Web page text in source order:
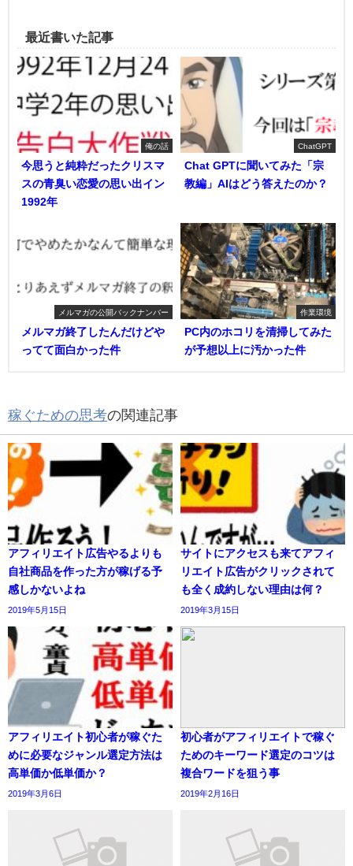
最近書いた記事
俺の話
今思うと純粋だったクリスマ
スの青臭い恋愛の思い出イン
1992年
ChatGPT
Chat GPTに聞いてみた「宗
教編」AIはどう答えたのか？
メルマガの公開バックナンバー
メルマガ終了したんだけどや
ってて面白かった件
作業環境
PC内のホコリを清掃してみた
が予想以上に汚かった件
稼ぐための思考の関連記事
アフィリエイト広告やるよりも
自社商品を作った方が稼げる予
感しかないよね
2019年5月15日
サイトにアクセスも来てアフィ
リエイト広告がクリックされて
も全く成約しない理由は何？
2019年3月15日
アフィリエイト初心者が稼ぐた
めに必要なジャンル選定方法は
高単価か低単価か？
2019年3月6日
初心者がアフィリエイトで稼ぐ
ためのキーワード選定のコツは
複合ワードを狙う事
2019年2月16日